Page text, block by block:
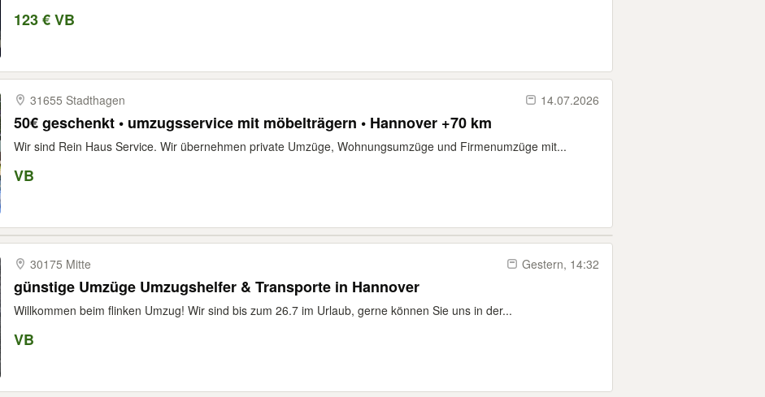
123 € VB
31655 Stadthagen 14.07.2026
50€ geschenkt • umzugsservice mit möbelträgern • Hannover +70 km
Wir sind Rein Haus Service. Wir übernehmen private Umzüge, Wohnungsumzüge und Firmenumzüge mit...
VB
30175 Mitte Gestern, 14:32
günstige Umzüge Umzugshelfer & Transporte in Hannover
Willkommen beim flinken Umzug! Wir sind bis zum 26.7 im Urlaub, gerne können Sie uns in der...
VB